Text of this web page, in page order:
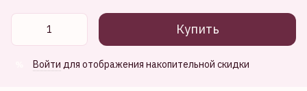
Купить
Войти для отображения накопительной скидки